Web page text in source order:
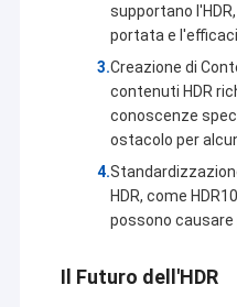
Prodotti
Mostra VR
Chi siamo
supportano
portata e
Creazione di
contenuti HDR
conoscenze
ostacolo per
HDR, come
possono causare
Il Futuro dell'HDR
La tecnologia il Co., srl di
marzo 2009. Per le decadi
a fornire ai clienti le varie
elaborazione di immagini di
sviluppo, fabbricazione, alla
sono sicuri offrire i clienti con
competitivo e la migliore
Attualmente, i nostri prodotti
modulo della macchina
fotografica di MIPI, modulo
della macchina fotografica del
sicurezza, macchina